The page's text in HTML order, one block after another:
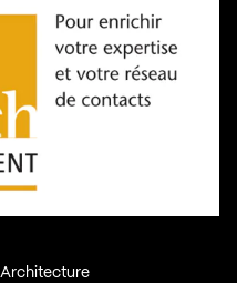
Architecture